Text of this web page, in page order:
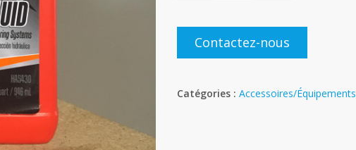
Contactez-nous
Catégories : Accessoires/Équipements